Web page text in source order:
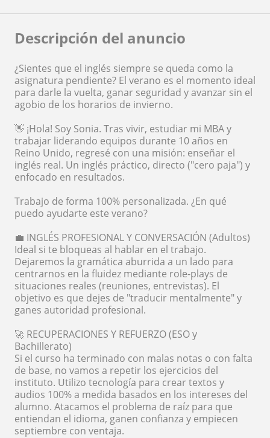
Descripción del anuncio
¿Sientes que el inglés siempre se queda como la
asignatura pendiente? El verano es el momento ideal
para darle la vuelta, ganar seguridad y avanzar sin el
agobio de los horarios de invierno.
👋 ¡Hola! Soy Sonia. Tras vivir, estudiar mi MBA y
trabajar liderando equipos durante 10 años en
Reino Unido, regresé con una misión: enseñar el
inglés real. Un inglés práctico, directo ("cero paja") y
enfocado en resultados.
Trabajo de forma 100% personalizada. ¿En qué
puedo ayudarte este verano?
💼 INGLÉS PROFESIONAL Y CONVERSACIÓN (Adultos)
Ideal si te bloqueas al hablar en el trabajo.
Dejaremos la gramática aburrida a un lado para
centrarnos en la fluidez mediante role-plays de
situaciones reales (reuniones, entrevistas). El
objetivo es que dejes de "traducir mentalmente" y
ganes autoridad profesional.
🚀 RECUPERACIONES Y REFUERZO (ESO y
Bachillerato)
Si el curso ha terminado con malas notas o con falta
de base, no vamos a repetir los ejercicios del
instituto. Utilizo tecnología para crear textos y
audios 100% a medida basados en los intereses del
alumno. Atacamos el problema de raíz para que
entiendan el idioma, ganen confianza y empiecen
septiembre con ventaja.